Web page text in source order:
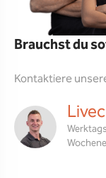
Brauchst du
Kontaktiere